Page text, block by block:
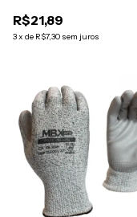
R$21,89
3x de R$7,30 sem juros